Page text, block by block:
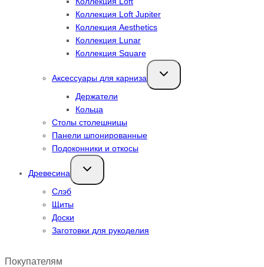
Коллекция Loft Jupiter
Коллекция Aesthetics
Коллекция Lunar
Коллекция Square
Аксессуары для карниза
Переключить
дочернее
Держатели
Кольца
Столы столешницы
Панели шпонированные
Подоконники и откосы
Древесина
Переключить
дочернее
Слэб
Щиты
Доски
Заготовки для рукоделия
Покупателям